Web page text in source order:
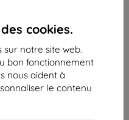
cookies.
sur notre site web.
bon fonctionnement
nous aident à
le contenu